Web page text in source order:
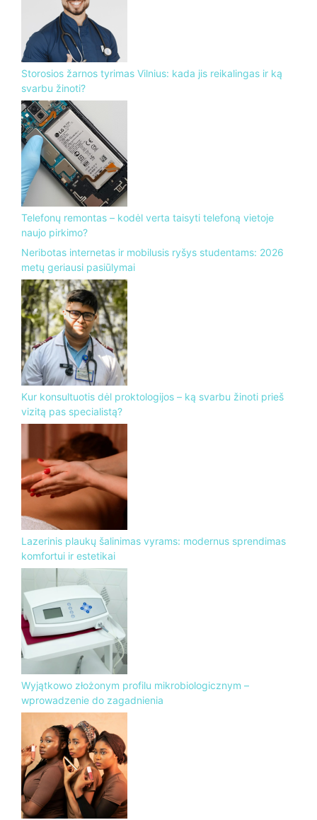
Storosios žarnos tyrimas Vilnius: kada jis reikalingas ir ką
svarbu žinoti?
Telefonų remontas – kodėl verta taisyti telefoną vietoje
naujo pirkimo?
Neribotas internetas ir mobilusis ryšys studentams: 2026
metų geriausi pasiūlymai
Kur konsultuotis dėl proktologijos – ką svarbu žinoti prieš
vizitą pas specialistą?
Lazerinis plaukų šalinimas vyrams: modernus sprendimas
komfortui ir estetikai
Wyjątkowo złożonym profilu mikrobiologicznym –
wprowadzenie do zagadnienia